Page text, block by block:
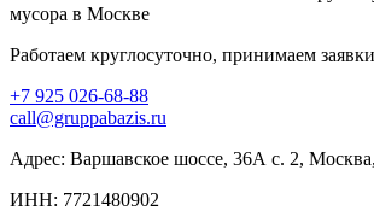
мусора в Москве
Работаем круглосуточно, принимаем
+7 925 026-68-88
call@gruppabazis.ru
Адрес: Варшавское шоссе, 36А с. 2,
ИНН: 7721480902